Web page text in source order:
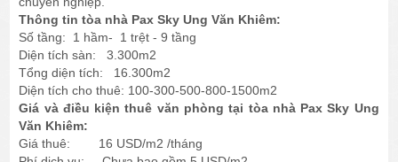
Thông tin tòa nhà Pax Sky Ung Văn Khiêm:
Số tầng: 1 hầm- 1 trệt - 9 tầng
Diện tích sàn: 3.300m2
Tổng diện tích: 16.300m2
Diện tích cho thuê: 100-300-500-800-1500m2
Giá và điều kiện thuê văn phòng tại tòa nhà Pax Sky Ung
Văn Khiêm:
Giá thuê: 16 USD/m2 /tháng